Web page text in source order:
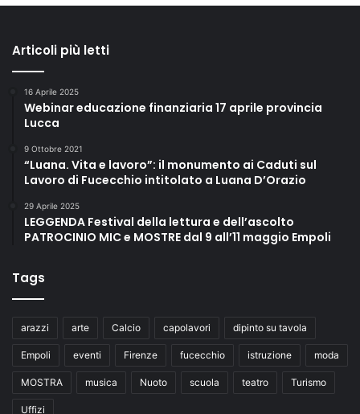
Articoli più letti
16 Aprile 2025
Webinar educazione finanziaria 17 aprile provincia
Lucca
9 Ottobre 2021
“Luana. Vita e lavoro”: il monumento ai Caduti sul
Lavoro di Fucecchio intitolato a Luana D’Orazio
29 Aprile 2025
LEGGENDA Festival della lettura e dell’ascolto
PATROCINIO MIC e MOSTRE dal 9 all’11 maggio Empoli
Tags
arazzi arte Calcio capolavori dipinto su tavola
Empoli eventi Firenze fucecchio istruzione moda
MOSTRA musica Nuoto scuola teatro Turismo
Uffizi